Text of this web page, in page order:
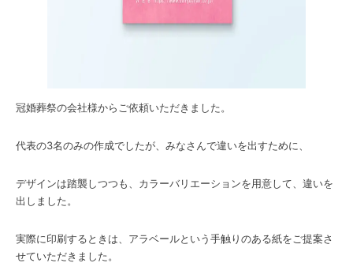
冠婚葬祭の会社様からご依頼いただきました。
代表の3名のみの作成でしたが、みなさんで違いを出すために、
デザインは踏襲しつつも、カラーバリエーションを用意して、違いを
出しました。
実際に印刷するときは、アラベールという手触りのある紙をご提案さ
せていただきました。